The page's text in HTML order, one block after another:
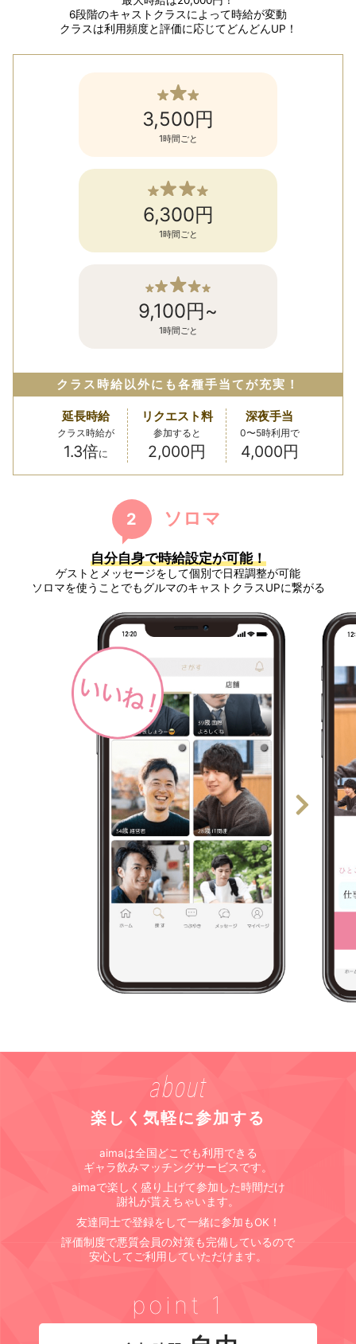
6段階のキャストクラスによって時給が変動
クラスは利用頻度と評価に応じてどんどんUP！
3,500円
1時間ごと
6,300円
1時間ごと
9,100円~
1時間ごと
クラス時給以外にも各種手当てが充実！
延長時給
クラス時給が
1.3倍に
リクエスト料
参加すると
2,000円
深夜手当
0〜5時利用で
4,000円
2 ソロマ
自分自身で時給設定が可能！
ゲストとメッセージをして個別で日程調整が可能
ソロマを使うことでもグルマのキャストクラスUPに繋がる
about
楽しく気軽に参加する
aimaは全国どこでも利用できる
ギャラ飲みマッチングサービスです。
aimaで楽しく盛り上げて参加した時間だけ
謝礼が貰えちゃいます。
友達同士で登録をして一緒に参加もOK！
評価制度で悪質会員の対策も完備しているので
安心してご利用していただけます。
point 1